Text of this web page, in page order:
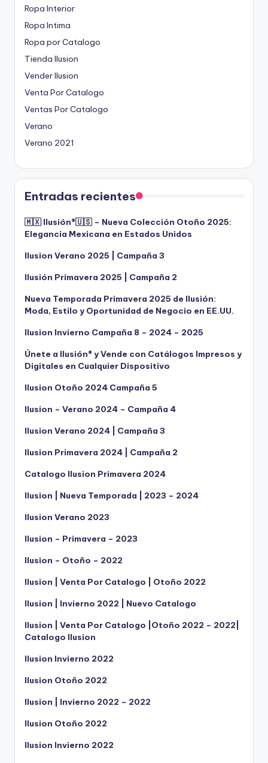
Ropa Interior
Ropa Intima
Ropa por Catalogo
Tienda Ilusion
Vender Ilusion
Venta Por Catalogo
Ventas Por Catalogo
Verano
Verano 2021
Entradas recientes
🇲🇽 Ilusión®️🇺🇸 – Nueva Colección Otoño 2025:
Elegancia Mexicana en Estados Unidos
Ilusion Verano 2025 | Campaña 3
Ilusión Primavera 2025 | Campaña 2
Nueva Temporada Primavera 2025 de Ilusión:
Moda, Estilo y Oportunidad de Negocio en EE.UU.
Ilusion Invierno Campaña 8 – 2024 – 2025
Únete a Ilusión® y Vende con Catálogos Impresos y
Digitales en Cualquier Dispositivo
Ilusion Otoño 2024 Campaña 5
Ilusion – Verano 2024 – Campaña 4
Ilusion Verano 2024 | Campaña 3
Ilusion Primavera 2024 | Campaña 2
Catalogo Ilusion Primavera 2024
Ilusion | Nueva Temporada | 2023 – 2024
Ilusion Verano 2023
Ilusion – Primavera – 2023
Ilusion – Otoño – 2022
Ilusion | Venta Por Catalogo | Otoño 2022
Ilusion | Invierno 2022 | Nuevo Catalogo
Ilusion | Venta Por Catalogo |Otoño 2022 – 2022|
Catalogo Ilusion
Ilusion Invierno 2022
Ilusion Otoño 2022
Ilusion | Invierno 2022 – 2022
Ilusion Otoño 2022
Ilusion Invierno 2022